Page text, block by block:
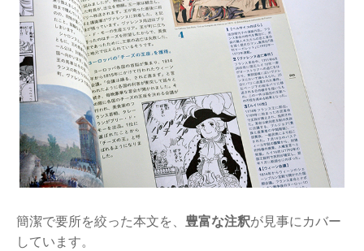
簡潔で要所を絞った本文を、 豊富な注釈が見事にカバー
しています。